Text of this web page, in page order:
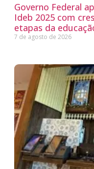
Governo Federal
Ideb 2025 com
etapas da
7 de agosto de 2026